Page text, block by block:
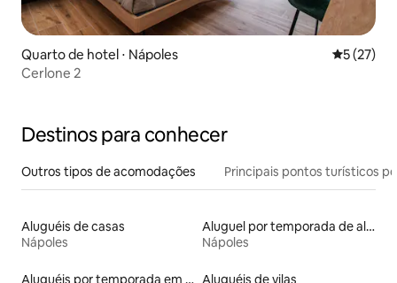
Quarto de hotel ⋅ Nápoles 5 de uma
5 (27)
Cerlone 2
Destinos para conhecer
Outros tipos de acomodações Principais pontos turísticos
Aluguéis de casas
Nápoles
Aluguel por temporada de alojamentos ecológicos
Nápoles
Aluguéis por temporada em albergue Aluguéis de vilas